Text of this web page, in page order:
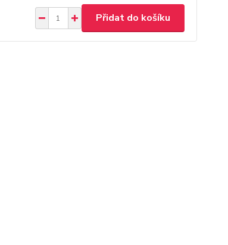
Přidat do košíku